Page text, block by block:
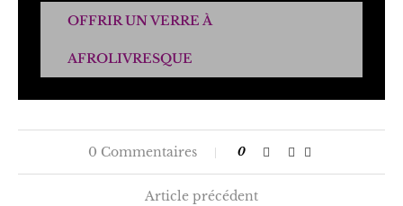
OFFRIR UN VERRE À
AFROLIVRESQUE
0 Commentaires 0
Article précédent